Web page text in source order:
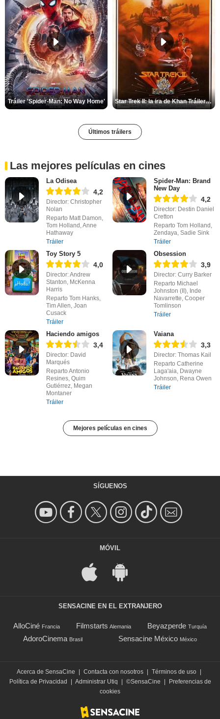
Tráiler 'Spider-Man: No Way Home' Star Trek II: la ira de Khan Tráiler VO
Últimos tráilers
Las mejores películas en cines
La Odisea
4,2
Director: Christopher
Nolan
Reparto Matt Damon,
Tom Holland, Anne
Hathaway
Tráiler
Spider-Man: Brand
New Day
4,2
Director: Destin Daniel
Cretton
Reparto Tom Holland,
Zendaya, Sadie Sink
Tráiler
Toy Story 5
4,0
Director: Andrew
Stanton, McKenna
Harris
Reparto Tom Hanks,
Tim Allen, Joan
Cusack
Tráiler
Obsession
3,9
Director: Curry Barker
Reparto Michael
Johnston (II), Inde
Navarrette, Cooper
Tomlinson
Tráiler
Haciendo amigos
3,4
Director: David
Marqués
Reparto Antonio
Resines, Quim
Gutiérrez, Megan
Montaner
Tráiler
Vaiana
3,3
Director: Thomas Kail
Reparto Catherine
Laga'aia, Dwayne
Johnson, Rena Owen
Tráiler
Mejores películas en cines
SÍGUENOS
MÓVIL
SENSACINE EN EL EXTRANJERO
AlloCiné Francia Filmstarts Alemania Beyazperde Turquía
AdoroCinema Brasil Sensacine México México
Acerca de SensaCine | Contacta con nosotros | Términos de uso |
Política de Privacidad
| Administrar Utiq | ©SensaCine |
Preferencias de
cookies